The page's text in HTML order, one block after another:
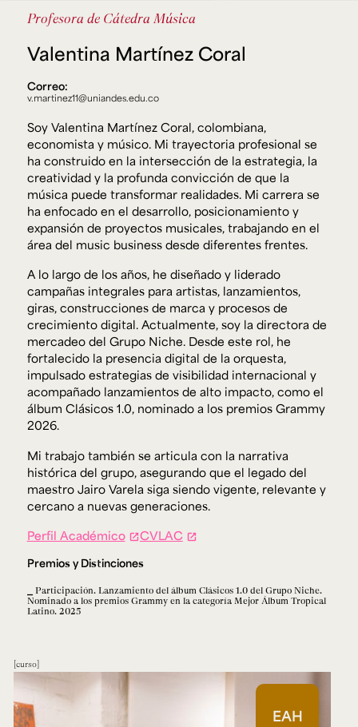
Universidad de los Andes | Vigilada Mineducación.
Reconocimiento como universidad: Decreto 1297 del 30
de mayo de 1964. Reconocimiento de personería jurídica:
Resolución 28 del 23 de febrero de 1949, Minjusticia.
Acreditación institucional de alta calidad, 10 años:
Resolución 000194 del 16 de enero del 2025.
Posgrados
Educación
Ext. 4795
Valentina Martínez Coral
Profesora de Cátedra Música
Correo:
v.martinez11@uniandes.edu.co
Soy Valentina Martínez Coral, colombiana,
economista y músico. Mi trayectoria profesional se
ha construido en la intersección de la estrategia, la
creatividad y la profunda convicción de que la
música puede transformar realidades. Mi carrera se
ha enfocado en el desarrollo, posicionamiento y
expansión de proyectos musicales, trabajando en el
área del music businessdesde diferentes frentes.
A lo largo de los años, he diseñado y liderado
campañas integrales para artistas, lanzamientos,
giras, construcciones de marca y procesos de
crecimiento digital. Actualmente, soy la directora de
mercadeo del Grupo Niche. Desde este rol, he
fortalecido la presencia digital de la orquesta,
impulsado estrategias de visibilidad internacional y
acompañado lanzamientos de alto impacto, como el
álbum Clásicos 1.0, nominado a los premios Grammy
2026.
Mi trabajo también se articula con la narrativa
histórica del grupo, asegurando que el legado del
maestro Jairo Varela siga siendo vigente, relevante y
cercano a nuevas generaciones.
Perfil Académico CVLAC
Premios y Distinciones
Participación. Lanzamiento del álbum Clásicos 1.0 del Grupo Niche.
Nominado a los premios Grammy en la categoría Mejor Álbum Tropical
Latino. 2025
curso
EAH